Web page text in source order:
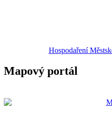
Hospodaření
Mapový portál